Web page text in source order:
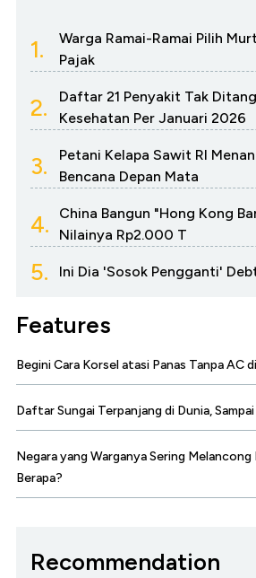
1.
Warga Ramai-Ramai Pilih
Pajak
2.
Daftar 21 Penyakit Tak
Kesehatan Per Januari 2026
3.
Petani Kelapa Sawit RI
Bencana Depan Mata
4.
China Bangun "Hong Kong
Nilainya Rp2.000 T
5. Ini Dia 'Sosok Pengganti'
Features
Begini Cara Korsel atasi Panas Tanpa AC
Daftar Sungai Terpanjang di Dunia,
Negara yang Warganya Sering Melancong
Berapa?
Recommendation